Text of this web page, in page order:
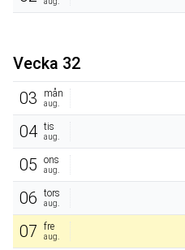
Vecka 32
03
mån
aug.
04 tis
aug.
05 ons
aug.
06 tors
aug.
07 fre
aug.